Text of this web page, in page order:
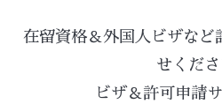
在留資格＆外国人ビザなど
せくだ
ビザ＆許可申請